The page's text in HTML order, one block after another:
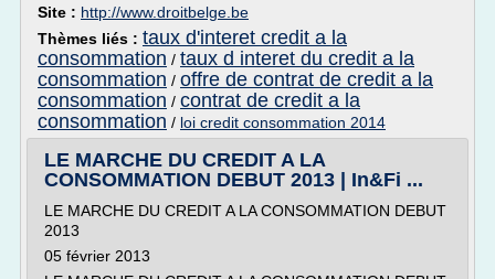
Site : http://www.droitbelge.be
Thèmes liés : taux d'interet credit a la
consommation / taux d interet du credit a la
consommation / offre de contrat de credit a la
consommation / contrat de credit a la
consommation / loi credit consommation 2014
LE MARCHE DU CREDIT A LA
CONSOMMATION DEBUT 2013 | In&Fi ...
LE MARCHE DU CREDIT A LA CONSOMMATION DEBUT
2013
05 février 2013